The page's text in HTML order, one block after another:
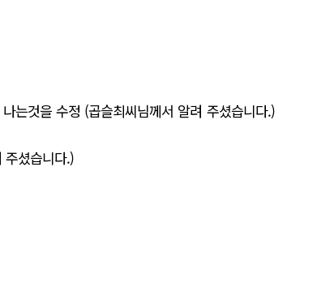
것을 수정 (곱슬최씨님께서 알려 주셨습니다.)
셨습니다.)